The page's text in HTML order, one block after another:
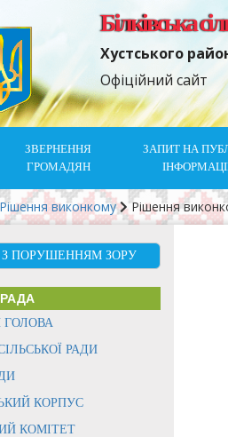
Білківська
Хустського
Офіційний сайт
ЗВЕРНЕННЯ
ГРОМАДЯН
ЗАПИТ НА
Рішення виконкому Рішення
ПОРУШЕННЯМ ЗОРУ
ГОЛОВА
РАДИ
КОРПУС
КОМІТЕТ